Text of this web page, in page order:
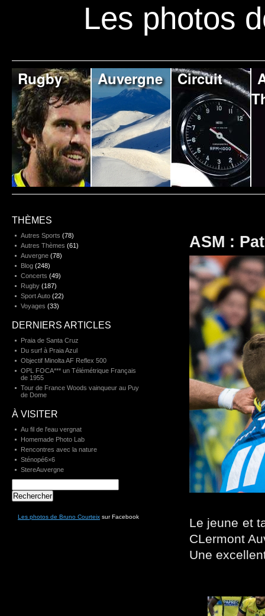
Les photos
Rugby Auvergne Circuit
ASM :
Le jeune et
CLermont
Une
THÈMES
Autres Sports (78)
Autres Thèmes (61)
Auvergne (78)
Blog (248)
Concerts (49)
Rugby (187)
Sport Auto (22)
Voyages (33)
DERNIERS ARTICLES
Praia de Santa Cruz
Du surf à Praia Azul
Objectif Minolta AF Reflex 500
OPL FOCA*** un Télémétrique Français
de 1955
Tour de France Woods vainqueur au Puy
de Dome
À VISITER
Au fil de l'eau vergnat
Homemade Photo Lab
Rencontres avec la nature
Sténopé6×6
StereAuvergne
Les photos de Bruno Courteix sur Facebook